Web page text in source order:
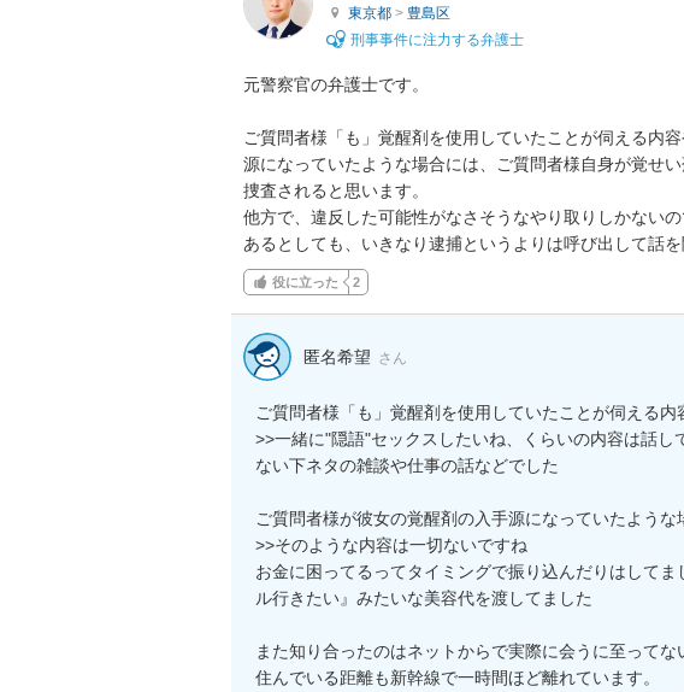
東京都 > 豊島区
刑事事件に注力する弁護士
元警察官の弁護士です。
ご質問者様「も」覚醒剤を使用していたことが伺える内
源になっていたような場合には、ご質問者様自身が覚せ
捜査されると思います。
他方で、違反した可能性がなさそうなやり取りしかない
あるとしても、いきなり逮捕というよりは呼び出して話を
役に立った 2
匿名希望 さん
ご質問者様「も」覚醒剤を使用していたことが伺える内
>>一緒に"隠語"セックスしたいね、くらいの内容は話
ない下ネタの雑談や仕事の話などでした
ご質問者様が彼女の覚醒剤の入手源になっていたような
>>そのような内容は一切ないですね
お金に困ってるってタイミングで振り込んだりはして
ル行きたい』みたいな美容代を渡してました
また知り合ったのはネットからで実際に会うに至ってな
住んでいる距離も新幹線で一時間ほど離れています。